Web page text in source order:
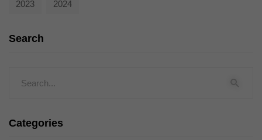
2023 2024
Search
Categories